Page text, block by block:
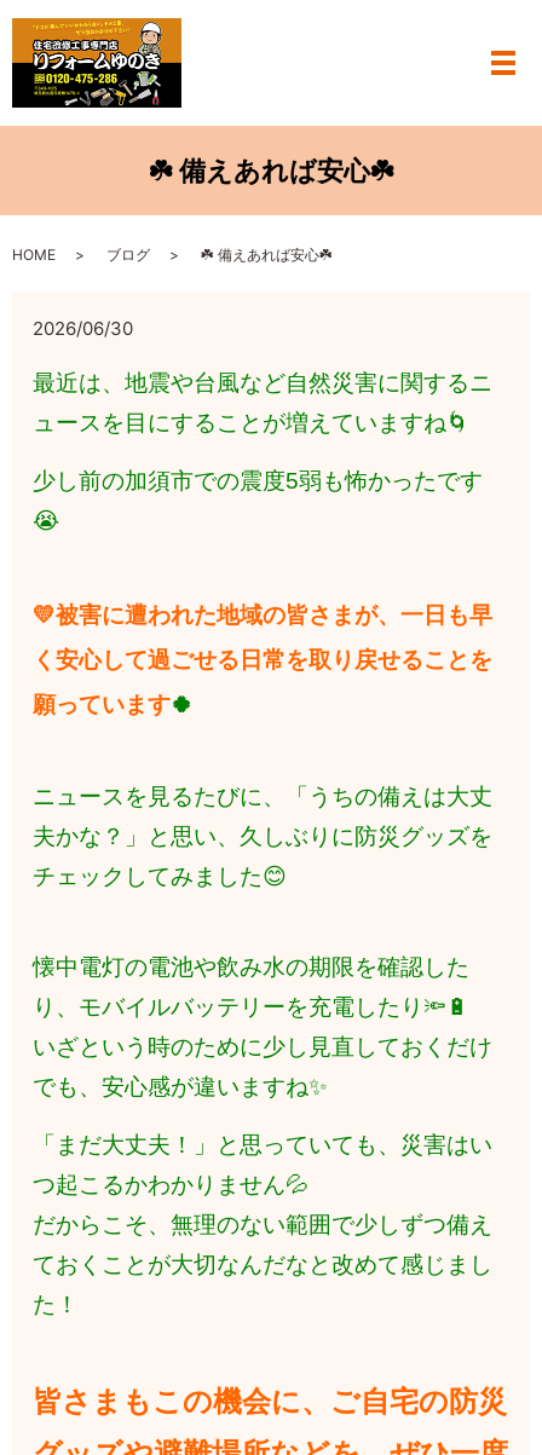
メ
☘️ 備えあれば安心☘️
HOME ブログ ☘️ 備えあれば安心☘️
2026/06/30
最近は、地震や台風など自然災害に関するニ
ュースを目にすることが増えていますね🌀
少し前の加須市での震度5弱も怖かったです
😭
💛被害に遭われた地域の皆さ まが、一日も早
く安心して過ごせる日常を取り戻せることを
願っています🍀
ニュースを見るたびに、「うちの備えは大丈
夫かな？」と思い、久しぶりに防災グッズを
チェックしてみました😊
懐中電灯の電池や飲み水の期限を確認した
り、モバイルバッテリーを充電したり🔦🔋
いざという時のために少し見直しておくだけ
でも、安心感が違いますね✨
「まだ大丈夫！」と思っていても、災害はい
つ起こるかわかりません💦
だからこそ、無理のない範囲で少しずつ備え
ておくことが大切なんだなと改めて感じまし
た！
皆さまもこの機会に、ご自宅の防災